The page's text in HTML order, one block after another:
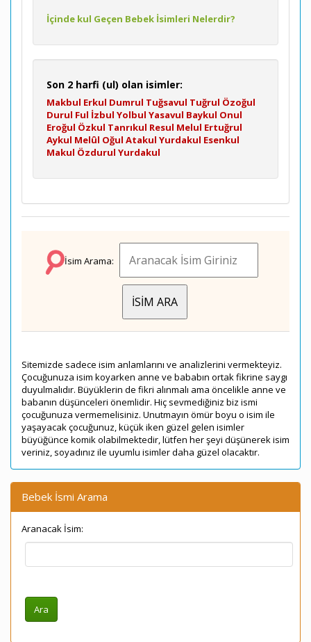
İçinde kul Geçen Bebek İsimleri Nelerdir?
Son 2 harfi (ul) olan isimler:
Makbul Erkul Dumrul Tuğsavul Tuğrul Özoğul
Durul Ful İzbul Yolbul Yasavul Baykul Onul
Eroğul Özkul Tanrıkul Resul Melul Ertuğrul
Aykul Melûl Oğul Atakul Yurdakul Esenkul
Makul Özdurul Yurdakul
İsim Arama:
Sitemizde sadece isim anlamlarını ve analizlerini vermekteyiz.
Çocuğunuza isim koyarken anne ve bababın ortak fikrine saygı
duyulmalıdır. Büyüklerin de fikri alınmalı ama öncelikle anne ve
babanın düşünceleri önemlidir. Hiç sevmediğiniz biz ismi
çocuğunuza vermemelisiniz. Unutmayın ömür boyu o isim ile
yaşayacak çocuğunuz, küçük iken güzel gelen isimler
büyüğünce komik olabilmektedir, lütfen her şeyi düşünerek isim
veriniz, soyadınız ile uyumlu isimler daha güzel olacaktır.
Bebek İsmi Arama
Aranacak İsim: